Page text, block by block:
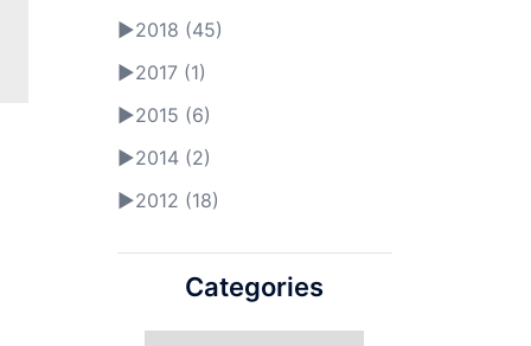
►2018 (45)
►2017 (1)
►2015 (6)
►2014 (2)
►2012 (18)
Categories